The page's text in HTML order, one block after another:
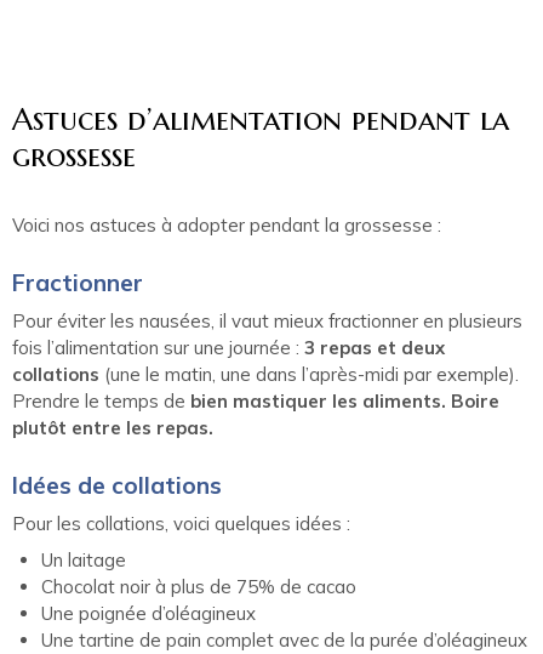
Astuces d’alimentation pendant la
grossesse
Voici nos astuces à adopter pendant la grossesse :
Fractionner
Pour éviter les nausées, il vaut mieux fractionner en plusieurs
fois l’alimentation sur une journée : 3 repas et deux
collations (une le matin, une dans l’après-midi par exemple).
Prendre le temps de bien mastiquer les aliments. Boire
plutôt entre les repas.
Idées de collations
Pour les collations, voici quelques idées :
Un laitage
Chocolat noir à plus de 75% de cacao
Une poignée d’oléagineux
Une tartine de pain complet avec de la purée d’oléagineux